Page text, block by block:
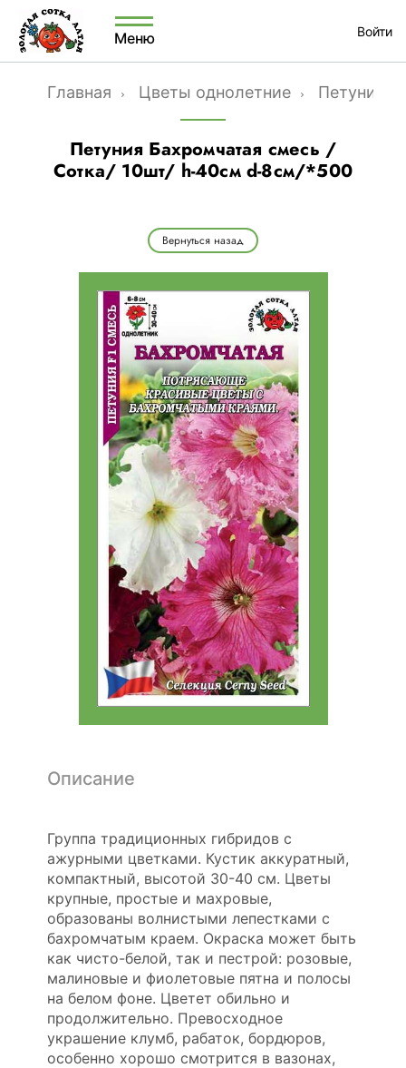
Меню Войти
Главная Цветы однолетние Петунии
Петуния Бахромчатая смесь /
Сотка/ 10шт/ h-40см d-8см/*500
Вернуться назад
Описание
Группа традиционных гибридов с
ажурными цветками. Кустик аккуратный,
компактный, высотой 30-40 см. Цветы
крупные, простые и махровые,
образованы волнистыми лепестками с
бахромчатым краем. Окраска может быть
как чисто-белой, так и пестрой: розовые,
малиновые и фиолетовые пятна и полосы
на белом фоне. Цветет обильно и
продолжительно. Превосходное
украшение клумб, рабаток, бордюров,
особенно хорошо смотрится в вазонах,